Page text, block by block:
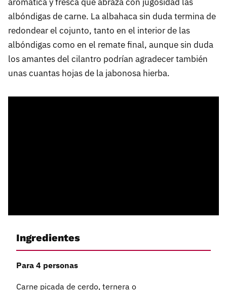
albóndigas de carne. La albahaca sin duda termina de
redondear el cojunto, tanto en el interior de las
albóndigas como en el remate final, aunque sin duda
los amantes del cilantro podrían agradecer también
unas cuantas hojas de la jabonosa hierba.
Ingredientes
Para 4 personas
Carne picada de cerdo, ternera o